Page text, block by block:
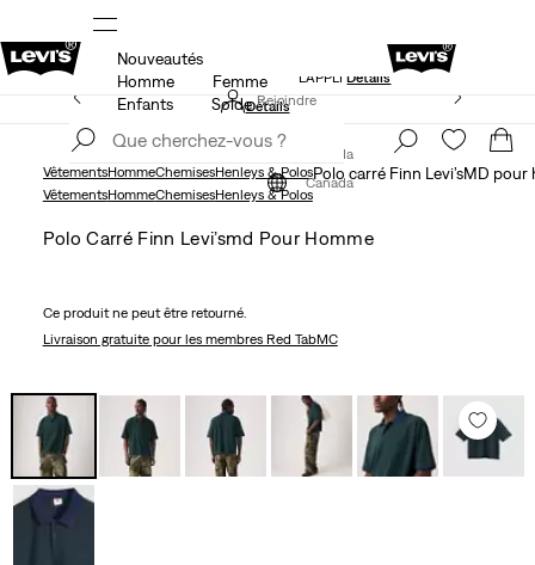
LE MEILLEUR DE LEVI'SMD – MAINTENANT DANS
L’APPLIDétails
Rejoindre
Canada
Nouveautés
Homme
Femme
Enfants
Solde
15 % DE RABAIS SUR VOTRE PREMIÈRE COMMANDE
Détails
maintenant
Canada
VêtementsHommeChemisesHenleys & PolosPolo carré Finn Levi’sMD pour
VêtementsHommeChemisesHenleys & Polos
Polo Carré Finn Levi’smd Pour Homme
Ce produit ne peut être retourné.
Livraison gratuitepour les membres Red TabMC